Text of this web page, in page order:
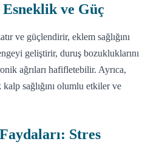
ve Güç
ve güçlendirir, eklem sağlığını
geliştirir, duruş bozukluklarını
ağrıları hafifletebilir. Ayrıca,
sağlığını olumlu etkiler ve
Stres